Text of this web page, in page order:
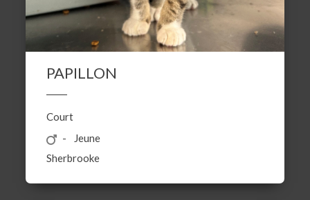
PAPILLON
Court
Jeune
Sherbrooke